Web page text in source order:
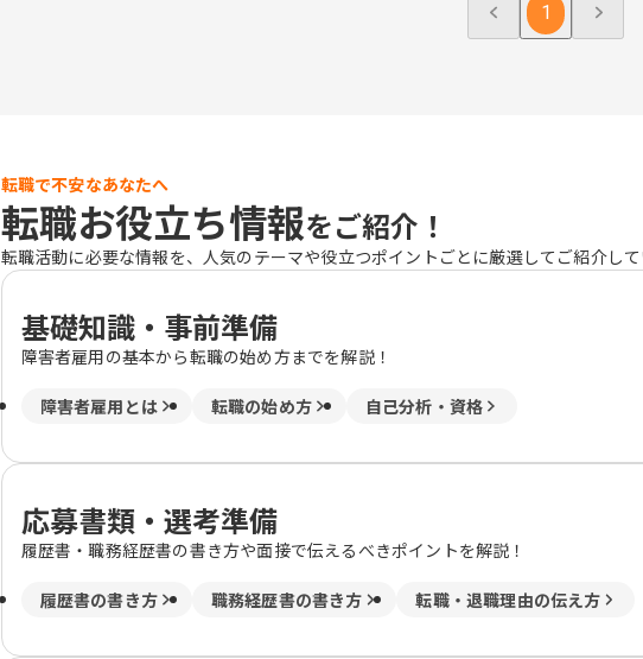
1
転職で不安なあなたへ
転職お役立ち情報をご紹介！
転職活動に必要な情報を、人気のテーマや役立つポイントごとに厳選してご紹介し
基礎知識・事前準備
障害者雇用の基本から転職の始め方までを解説！
障害者雇用とは 転職の始め方 自己分析・資格
応募書類・選考準備
履歴書・職務経歴書の書き方や面接で伝えるべきポイントを解説！
履歴書の書き方 職務経歴書の書き方 転職・退職理由の伝え方